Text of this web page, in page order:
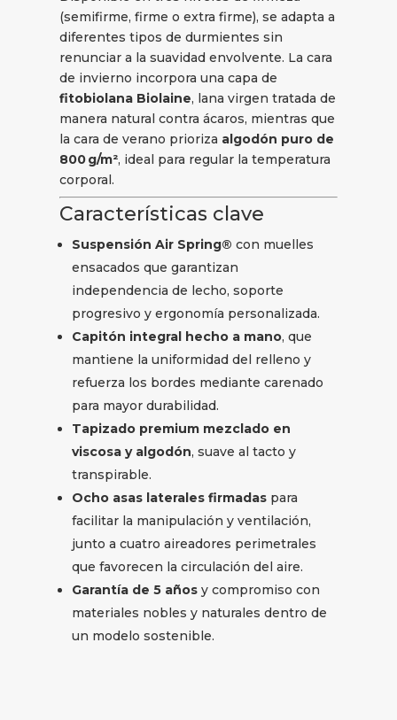
(semifirme, firme o extra firme), se adapta a
diferentes tipos de durmientes sin
renunciar a la suavidad envolvente. La cara
de invierno incorpora una capa de
fitobiolana Biolaine, lana virgen tratada de
manera natural contra ácaros, mientras que
la cara de verano prioriza algodón puro de
800 g/m², ideal para regular la temperatura
corporal.
Características clave
Suspensión Air Spring® con muelles
ensacados que garantizan
independencia de lecho, soporte
progresivo y ergonomía personalizada.
Capitón integral hecho a mano, que
mantiene la uniformidad del relleno y
refuerza los bordes mediante carenado
para mayor durabilidad.
Tapizado premium mezclado en
viscosa y algodón, suave al tacto y
transpirable.
Ocho asas laterales firmadas para
facilitar la manipulación y ventilación,
junto a cuatro aireadores perimetrales
que favorecen la circulación del aire.
Garantía de 5 años y compromiso con
materiales nobles y naturales dentro de
un modelo sostenible.